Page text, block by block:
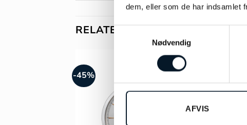
dem, eller som de har indsamlet
Samtykkevalg
Nødvendig
AFVIS
RELATEREDE VARER
-45%